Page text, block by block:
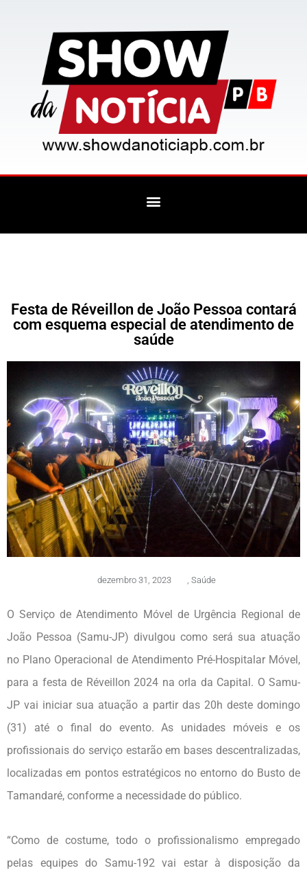
Festa de Réveillon de João Pessoa contará
com esquema especial de atendimento de
saúde
dezembro 31, 2023 Saúde
O Serviço de Atendimento Móvel de Urgência Regional de
João Pessoa (Samu-JP) divulgou como será sua atuação
no Plano Operacional de Atendimento Pré-Hospitalar Móvel,
para a festa de Réveillon 2024 na orla da Capital. O Samu-
JP vai iniciar sua atuação a partir das 20h deste domingo
(31) até o final do evento. As unidades móveis e os
profissionais do serviço estarão em bases descentralizadas,
localizadas em pontos estratégicos no entorno do Busto de
Tamandaré, conforme a necessidade do público.
“Como de costume, todo o profissionalismo empregado
pelas equipes do Samu-192 vai estar à disposição da